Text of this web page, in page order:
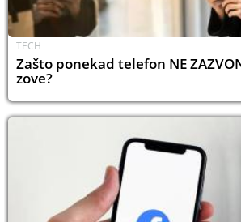
TECH
Zašto ponekad telefon NE
zove?